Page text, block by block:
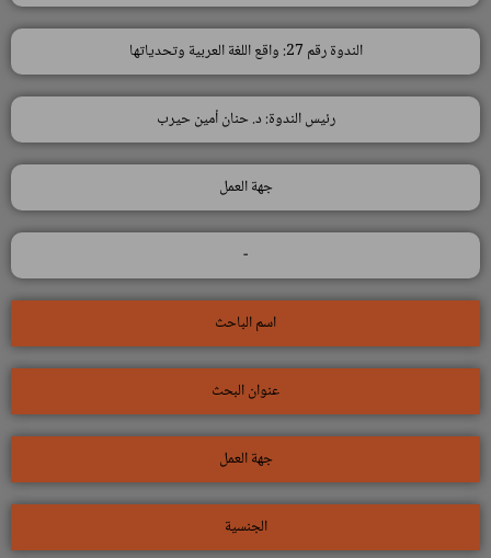
الندوة رقم 27: واقع اللغة العربية وتحدياتها
رئيس الندوة: د. حنان أمين حيرب
جهة العمل
-
اسم الباحث
عنوان البحث
جهة العمل
الجنسية